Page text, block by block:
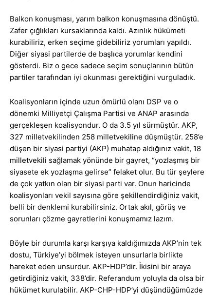
Balkon konuşması, yarım balkon konuşmasına dönüştü.
Zafer çığlıkları kursaklarında kaldı. Azınlık hükümeti
kurabiliriz, erken seçime gidebiliriz yorumları yapıldı.
Diğer siyasi partilerde de başlıca yorumlar kendini
gösterdi. Biz o gece sadece seçim sonuçlarının bütün
partiler tarafından iyi okunması gerektiğini vurguladık.
Koalisyonların içinde uzun ömürlü olanı DSP ve o
dönemki Milliyetçi Çalışma Partisi ve ANAP arasında
gerçekleşen koalisyondur. O da 3.5 yıl sürmüştür. AKP,
327 milletvekilinden 258 milletvekiline düşmüştür. 258’e
düşen bir siyasi partiyi (AKP) muhatap aldığınız vakit, 18
milletvekili sağlamak yönünde bir gayret, “yozlaşmış bir
siyasete ek yozlaşma gelirse” felaket olur. Bu tür şeylere
de çok yatkın olan bir siyasi parti var. Onun haricinde
koalisyonları vekil sayısına göre şekillendirdiğiniz vakit,
belli bir denklemi kurabilirsiniz. Ortak akıl, görüş ve
sorunları çözme gayretlerini konuşmamız lazım.
Böyle bir durumla karşı karşıya kaldığımızda AKP’nin tek
dostu, Türkiye’yi bölmek isteyen unsurlarla birlikte
hareket eden unsurdur. AKP-HDP’dir. İkisini bir araya
getirdiğiniz vakit, 338’dir. Referandum yoluyla da olsa bir
hükümet kurulabilir. AKP-CHP-HDP’yi düşündüğümüzde